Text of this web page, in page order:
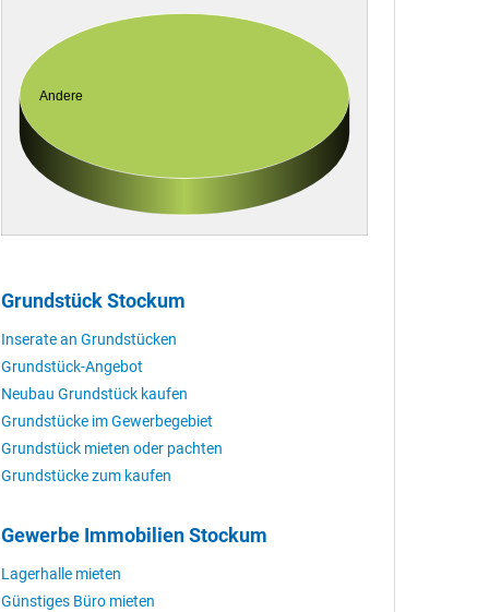
Andere
Grundstück Stockum
Inserate an Grundstücken
Grundstück-Angebot
Neubau Grundstück kaufen
Grundstücke im Gewerbegebiet
Grundstück mieten oder pachten
Grundstücke zum kaufen
Gewerbe Immobilien Stockum
Lagerhalle mieten
Günstiges Büro mieten